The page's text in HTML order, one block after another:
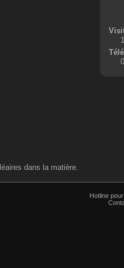
dans la matière.
0
Hotline